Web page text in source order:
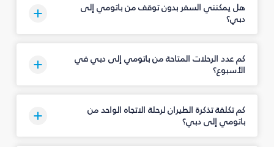
هل يمكنني السفر بدون توقف من باتومي إلى
دبي؟
كم عدد الرحلات المتاحة من باتومي إلى دبي في
الأسبوع؟
كم تكلفة تذكرة الطيران لرحلة الاتجاه الواحد من
باتومي إلى دبي؟